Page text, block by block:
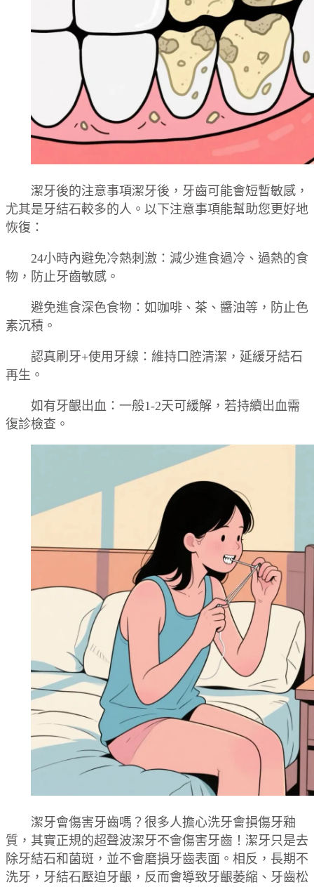
潔牙後的注意事項潔牙後，牙齒可能會短暫敏感，
尤其是牙結石較多的人。以下注意事項能幫助您更好地
恢復：
24小時內避免冷熱刺激：減少進食過冷、過熱的食
物，防止牙齒敏感。
避免進食深色食物：如咖啡、茶、醬油等，防止色
素沉積。
認真刷牙+使用牙線：維持口腔清潔，延緩牙結石
再生。
如有牙齦出血：一般1-2天可緩解，若持續出血需
復診檢查。
潔牙會傷害牙齒嗎？很多人擔心洗牙會損傷牙釉
質，其實正規的超聲波潔牙不會傷害牙齒！潔牙只是去
除牙結石和菌斑，並不會磨損牙齒表面。相反，長期不
洗牙，牙結石壓迫牙齦，反而會導致牙齦萎縮、牙齒松